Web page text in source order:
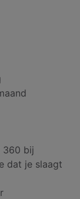
360 bij
dat je slaagt